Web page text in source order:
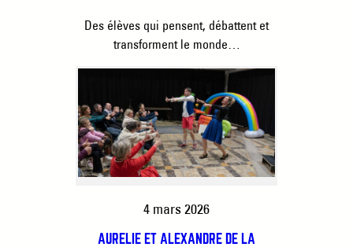
Des élèves qui pensent, débattent et
transforment le monde…
4 mars 2026
AURÉLIE ET ALEXANDRE DE LA